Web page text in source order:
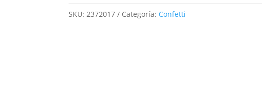
SKU:2372017 Categoría: Confetti